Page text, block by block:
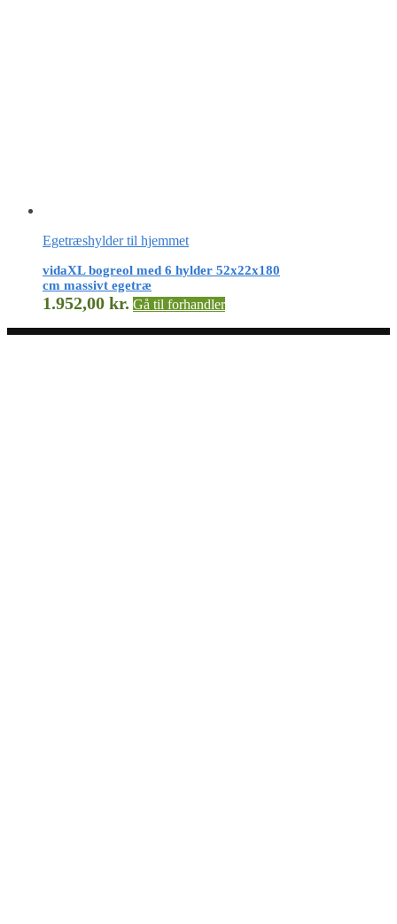
Egetræshylder til hjemmet
vidaXL bogreol med 6 hylder 52x22x180
cm massivt egetræ
1.952,00 kr. Gå til forhandler